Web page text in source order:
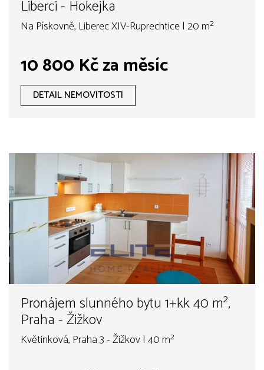
Liberci - Hokejka
Na Pískovně, Liberec XIV-Ruprechtice | 20 m²
10 800 Kč za měsíc
DETAIL NEMOVITOSTI
Pronájem slunného bytu 1+kk 40 m²,
Praha - Žižkov
Květinková, Praha 3 - Žižkov | 40 m²